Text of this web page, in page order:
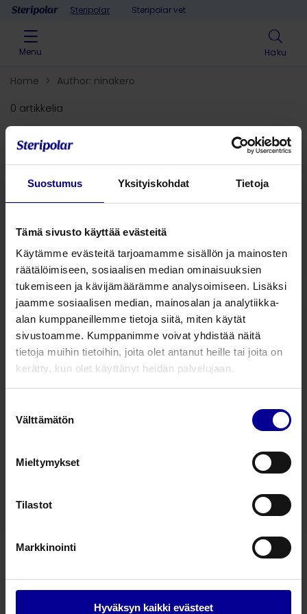
Suostumus Yksityiskohdat Tietoja
Tämä sivusto käyttää evästeitä
Käytämme evästeitä tarjoamamme sisällön ja mainosten
räätälöimiseen, sosiaalisen median ominaisuuksien
tukemiseen ja kävijämäärämme analysoimiseen. Lisäksi
jaamme sosiaalisen median, mainosalan ja analytiikka-
alan kumppaneillemme tietoja siitä, miten käytät
sivustoamme. Kumppanimme voivat yhdistää näitä
tietoja muihin tietoihin, joita olet antanut heille tai joita on
kerätty, kun olet käyttänyt heidän palvelujaan.
valinta
Välttämätön
Mieltymykset
Tilastot
Markkinointi
Hyväksyn kaikki evästeet
Skip to contentSteripolar Steripolar vet
Menu Haku
Home > Author: ninakero
0 artikkelia
Suositellut artikkelit
9.4.2024 •Infektioiden torjunta
kustannuksia ja vaikutat
Anna-Leena Junikka
Kliininen tuotepäällikkö
26.1.2024 • Leikkausasennot
Pink Pad Air Assist
asentopatjalla lisää
turvallisuutta potilaiden
siirtelyyn
Kari Mäkipää
Miten potilastyynyt liittyvät
– Taking care further